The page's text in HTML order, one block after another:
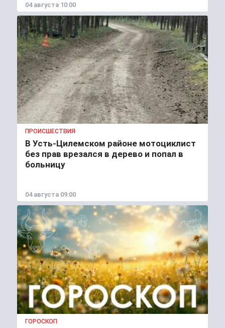
04 августа 10:00
ПРОИСШЕСТВИЯ
В Усть-Цилемском районе мотоциклист
без прав врезался в дерево и попал в
больницу
04 августа 09:00
ГОРОСКОП